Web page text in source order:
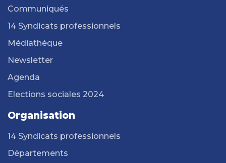
Communiqués
14 Syndicats professionnels
Médiathèque
Newsletter
Agenda
Elections sociales 2024
Organisation
14 Syndicats professionnels
Départements